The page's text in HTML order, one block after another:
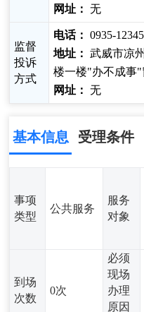
网址： 无
监督
投诉
方式
电话： 0935-12345
地址： 武威市凉
楼一楼"办不成事"
网址： 无
基本信息 受理条件
事项
类型
公共服务
服务
对象
到场
次数
0次
必须
现场
办理
原因